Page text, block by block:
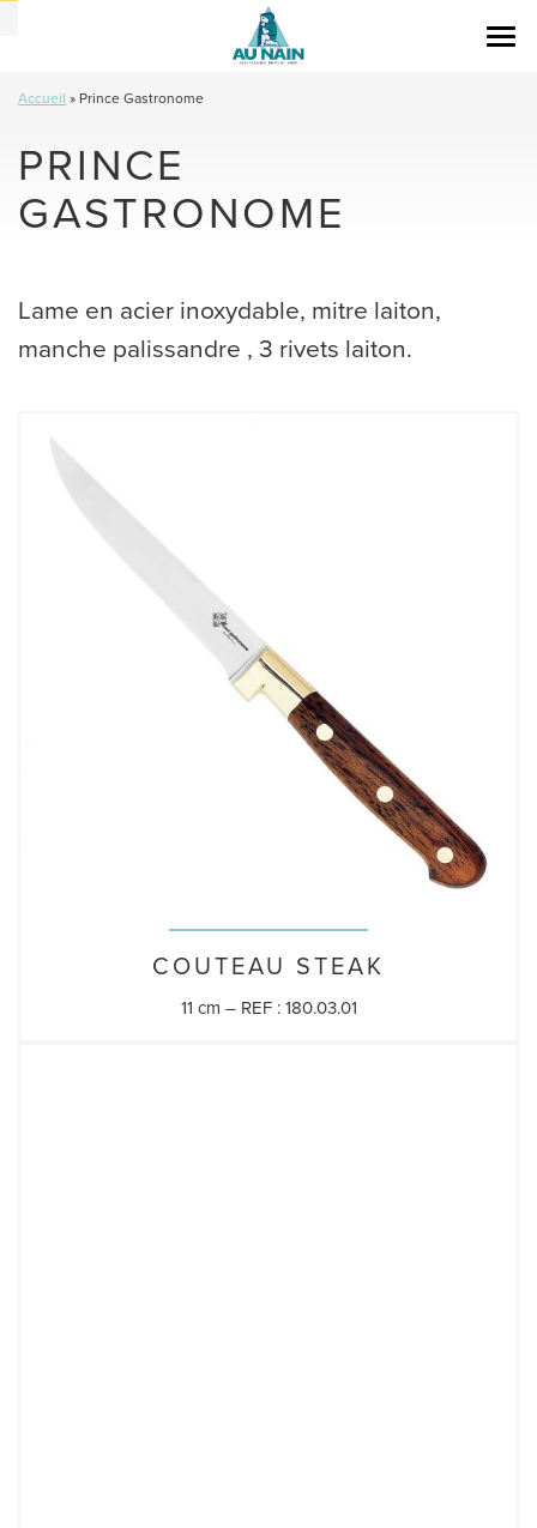
Accueil » Prince Gastronome
PRINCE
GASTRONOME
Lame en acier inoxydable, mitre laiton,
manche palissandre , 3 rivets laiton.
COUTEAU STEAK
11 cm – REF : 180.03.01